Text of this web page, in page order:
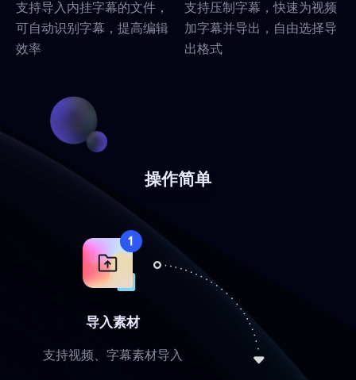
支持导入内挂字幕的文件，
可自动识别字幕，提高编辑
效率
支持压制字幕，快速为视频
加字幕并导出，自由选择导
出格式
操作简单
导入素材
支持视频、字幕素材导入